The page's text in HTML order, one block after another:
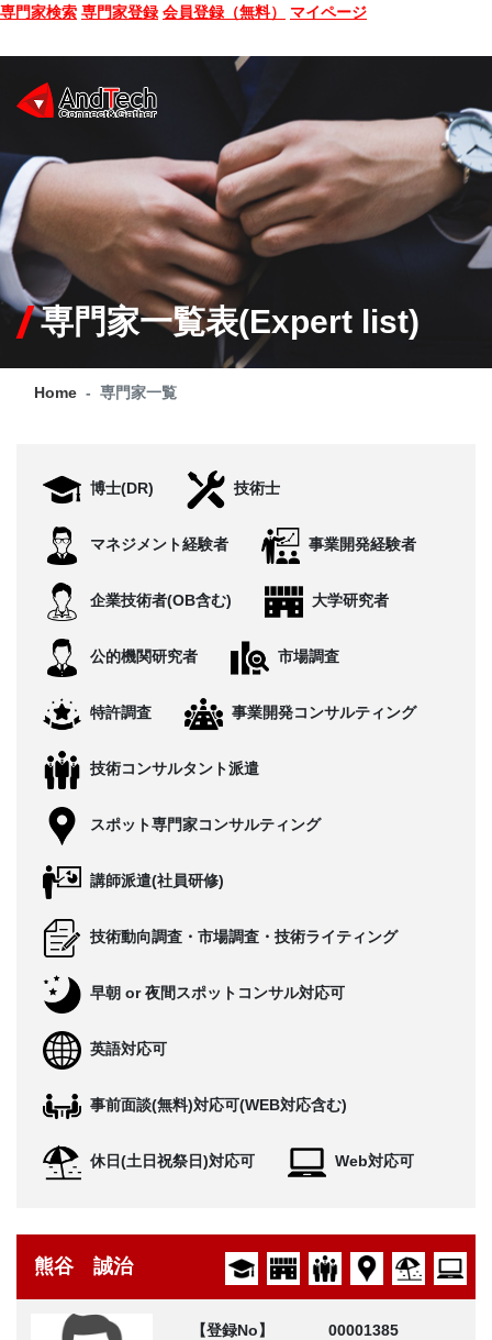
専門家検索 専門家登録 会員登録（無料） マイページ
SEMINAR
BOOK
CONSULTING
SERVICE
Q&A
CONTACT
専門家一覧表(Expert list)
Home 専門家一覧
博士(DR) 技術士
マネジメント経験者 事業開発経験者
企業技術者(OB含む) 大学研究者
公的機関研究者 市場調査
特許調査 事業開発コンサルティング
技術コンサルタント派遣
スポット専門家コンサルティング
講師派遣(社員研修)
技術動向調査・市場調査・技術ライティング
早朝 or 夜間スポットコンサル対応可
英語対応可
事前面談(無料)対応可(WEB対応含む)
休日(土日祝祭日)対応可 Web対応可
熊谷 誠治
【登録No】
00001385